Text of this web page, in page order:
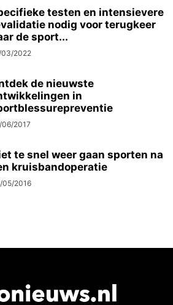
testen en intensievere
nodig voor terugkeer
de sport...
03/2022
de nieuwste
in
06/2017
te snel weer gaan sporten na
kruisbandoperatie
05/2016